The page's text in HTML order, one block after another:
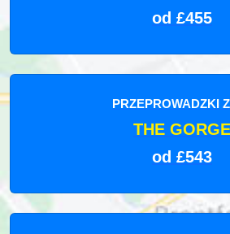
od £455
PRZEPROWADZKI
THE GORGE
od £543